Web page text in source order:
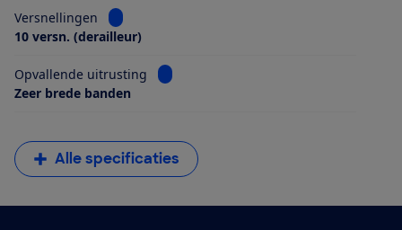
Versnellingen
Bekijk informatie voor Versnellingen
10 versn. (derailleur)
Opvallende uitrusting
Bekijk informatie voor Opvallende
Zeer brede banden
Alle specificaties